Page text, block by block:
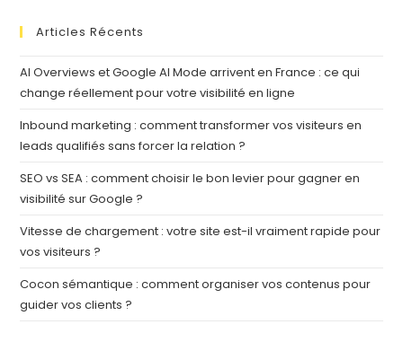
Articles Récents
AI Overviews et Google AI Mode arrivent en France : ce qui
change réellement pour votre visibilité en ligne
Inbound marketing : comment transformer vos visiteurs en
leads qualifiés sans forcer la relation ?
SEO vs SEA : comment choisir le bon levier pour gagner en
visibilité sur Google ?
Vitesse de chargement : votre site est-il vraiment rapide pour
vos visiteurs ?
Cocon sémantique : comment organiser vos contenus pour
guider vos clients ?